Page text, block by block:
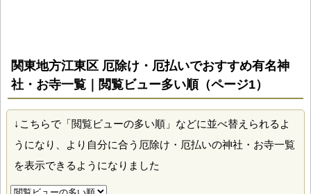
関東地方江東区 厄除け・厄払いでおすすめ有名神
社・お寺一覧｜閲覧ビュー多い順（ページ1）
↓こちらで「閲覧ビューの多い順」などに並べ替えられるよ
うになり、より自分に合う厄除け・厄払いの神社・お寺一覧
を表示できるようになりました